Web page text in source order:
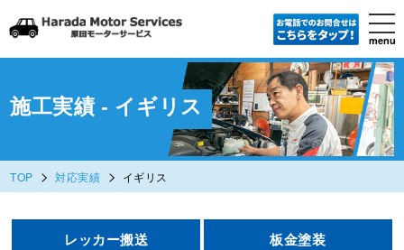
Skip
content
menu
施工実績 - イギリス
TOP > 対応実績 > イギリス
レッカー搬送 板金塗装